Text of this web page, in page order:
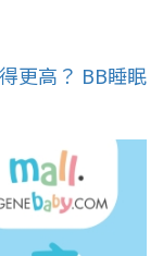
更高？ BB睡眠